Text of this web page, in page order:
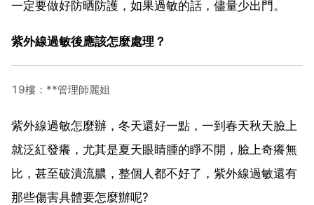
一定要做好防晒防護，如果過敏的話，儘量少出門。
紫外線過敏後應該怎麼處理？
19樓：**管理師麗姐
紫外線過敏怎麼辦，冬天還好一點，一到春天秋天臉上
就泛紅發癢，尤其是夏天眼睛腫的睜不開，臉上奇癢無
比，甚至破潰流膿，整個人都不好了，紫外線過敏還有
那些傷害具體要怎麼辦呢?